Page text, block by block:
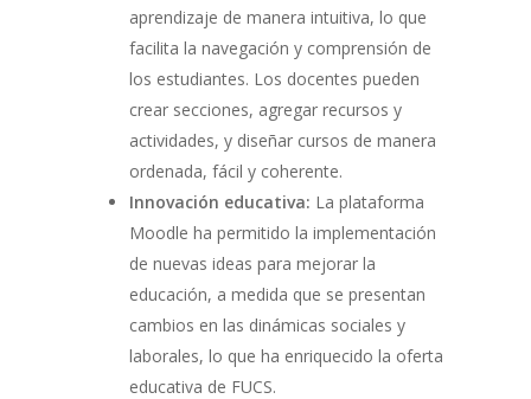
aprendizaje de manera intuitiva, lo que
facilita la navegación y comprensión de
los estudiantes. Los docentes pueden
crear secciones, agregar recursos y
actividades, y diseñar cursos de manera
ordenada, fácil y coherente.
Innovación educativa: La plataforma
Moodle ha permitido la implementación
de nuevas ideas para mejorar la
educación, a medida que se presentan
cambios en las dinámicas sociales y
laborales, lo que ha enriquecido la oferta
educativa de FUCS.